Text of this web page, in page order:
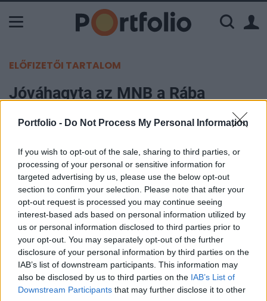
Portfolio - Do Not Process My Personal Information
If you wish to opt-out of the sale, sharing to third parties, or
processing of your personal or sensitive information for
targeted advertising by us, please use the below opt-out
section to confirm your selection. Please note that after your
opt-out request is processed you may continue seeing
interest-based ads based on personal information utilized by
us or personal information disclosed to third parties prior to
your opt-out. You may separately opt-out of the further
disclosure of your personal information by third parties on the
IAB’s list of downstream participants. This information may
also be disclosed by us to third parties on the IAB’s List of
Downstream Participants that may further disclose it to other
ELŐFIZETŐI TARTALOM
Jóváhagyta az MNB a Rába
vételi ajánlatot
Portfolio
2026. március 20. 08:20
A Magyar Nemzeti Bank jóváhagyta a 4iG
leányvállalata által a Rába részvényeire benyújtott
kötelező nyilvános vételi ajánlatot, amely a cseh
CSG Defence részesedésszerzése miatt vált
szükségessé.
Portfolio Investment Day 2026Október 21-én jön a Portfolio